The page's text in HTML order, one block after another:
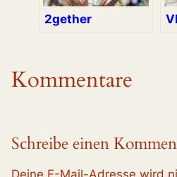
2gether
Kommentare
Schreibe einen
Deine E-Mail-Adresse wird